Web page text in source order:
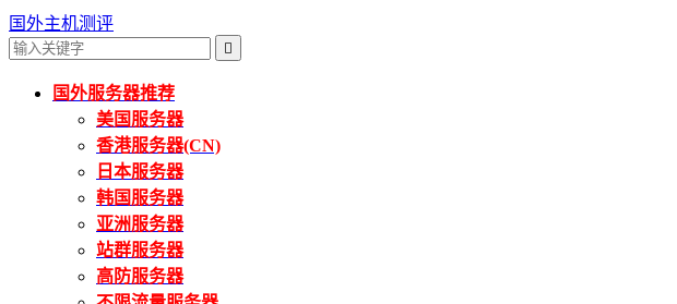
国外主机测评

国外服务器推荐
美国服务器
香港服务器(CN)
日本服务器
韩国服务器
亚洲服务器
站群服务器
高防服务器